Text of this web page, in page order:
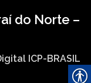
do Norte –
ICP-BRASIL